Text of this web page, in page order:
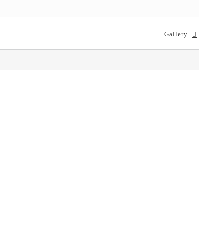
Gallery